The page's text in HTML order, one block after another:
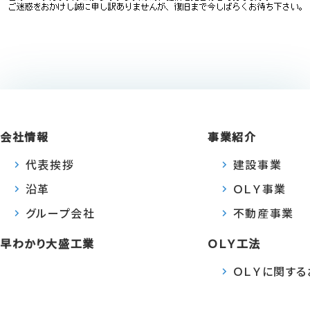
会社情報
代表挨拶
沿革
グループ会社
早わかり大盛工業
事業紹介
建設事業
ＯＬＹ事業
不動産事業
ＯＬＹ工法
ＯＬＹに関す